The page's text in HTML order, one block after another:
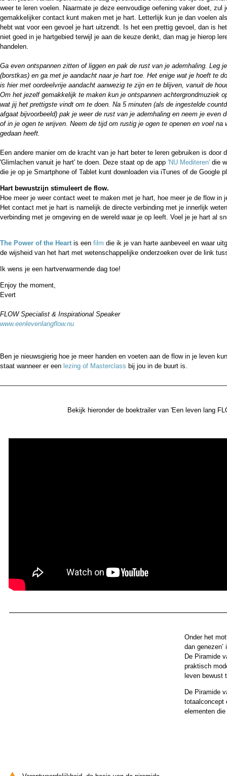
weer te leren voelen. Naarmate je deze eenvoudige oefening vaker doet, zul
gemakkelijker contact kunt maken met je hart. Letterlijk kun je dan voelen
hebt wat voor een gevoel je hart uitzendt. Is het een prettig gevoel, dan is
niet goed in je hartgebied terwijl je aan de keuze denkt, dan mag je hierop
handelen.
Ga even ontspannen zitten of liggen en pak de rust van je ademhaling. Leg
(borstkas) en ga met je aandacht naar je hart toe. Het enige wat je hoeft te
is hier met oordeelvrije aandacht aanwezig te zijn en te blijven, vanuit de
Om het jezelf gemakkelijk te maken kun je ontspannen achtergrondmuziek
wat jij het prettigste vindt om te doen. Na 5 minuten (als de ingestelde
afgaat bijvoorbeeld) pak je weer de rust van je ademhaling en neem je even
of in je ogen te wrijven. Neem de tijd om rustig je ogen te openen en voel na
gedaan heeft.
Een andere manier om de kracht van je hart beter te leren gebruiken is door
'Glimlachen vanuit je hart' te doen. Deze staat op de app 'NU Mediteren' die
die je op je Smartphone of Tablet kunt downloaden via iTunes of de Google
Hart bewustzijn stimuleert de flow.
Hoe meer je weer contact weet te maken met je hart, hoe meer je de flow in
Het contact met je hart is namelijk de directe verbinding met je innerlijk
verbinding met je omgeving en de wereld waar je op leeft. Voel je je hart al
The Power of the Heartis een film die ik je van harte aanbeveel en waar
de wijsheid van het hart met wetenschappelijke onderzoeken over de link
Ik wens je een hartverwarmende dag toe!
Enjoy the moment,
Evert
FLOW Specialist & Inspirational Speaker
www.eenlevenlangflow.nu
Ben je nieuwsgierig hoe je meer handen en voeten aan de flow in je leven
staat wanneer er een lezing of Masterclass bij jou in de buurt is.
Bekijk hieronder de boektrailer van 'Een leven lang
Onder het
dan
De Piramide
praktisch
leven bewust
De Piramide
totaalconcept
elementen